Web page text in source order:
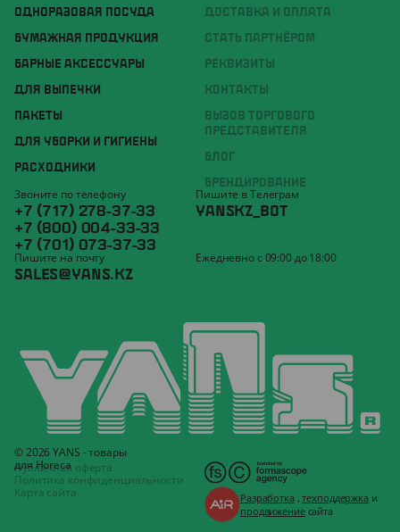
ОДНОРАЗОВАЯ ПОСУДА
БУМАЖНАЯ ПРОДУКЦИЯ
БАРНЫЕ АКСЕССУАРЫ
ДЛЯ ВЫПЕЧКИ
ПАКЕТЫ
ДЛЯ УБОРКИ И ГИГИЕНЫ
РАСХОДНИКИ
ДОСТАВКА И ОПЛАТА
СТАТЬ ПАРТНЁРОМ
РЕКВИЗИТЫ
КОНТАКТЫ
ВЫЗОВ ТОРГОВОГО
ПРЕДСТАВИТЕЛЯ
БЛОГ
БРЕНДИРОВАНИЕ
Звоните по телефону
+7 (717) 278-37-33
+7 (800) 004-33-33
+7 (701) 073-37-33
Пишите в Телеграм
YANSKZ_BOT
Пишите на почту
SALES@YANS.KZ
Ежедневно с 09:00 до 18:00
© 2026 YANS - товары
для Horeca
Публичная оферта
Политика конфиденциальности
Карта сайта
Разработка,техподдержка и
продвижениесайта